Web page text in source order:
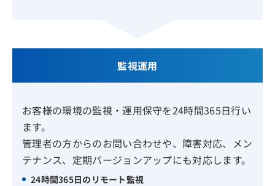
監視運用
お客様の環境の監視・運用保守を24時間365日行い
ます。
管理者の方からのお問い合わせや、障害対応、メン
テナンス、定期バージョンアップにも対応します。
24時間365日のリモート監視